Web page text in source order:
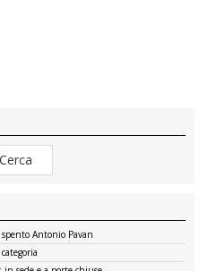
Antonio Pavan